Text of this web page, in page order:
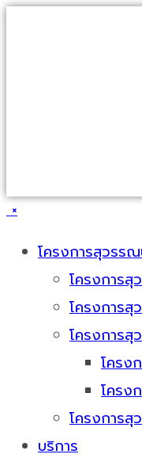
×
โครงการสุวรร
โครงการ
โครงการ
โครงการ
โครง
โครง
โครงการ
บริการ